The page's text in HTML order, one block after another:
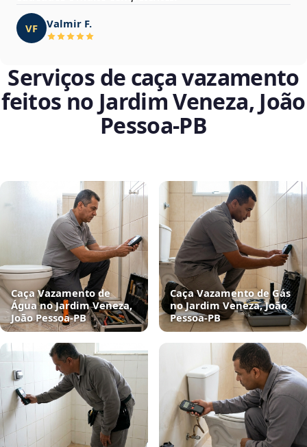
VF Valmir F.
Serviços de caça vazamento
feitos no Jardim Veneza, João
Pessoa‑PB
Caça Vazamento de
Água no Jardim Veneza,
João Pessoa‑PB
Caça Vazamento de Gás
no Jardim Veneza, João
Pessoa‑PB